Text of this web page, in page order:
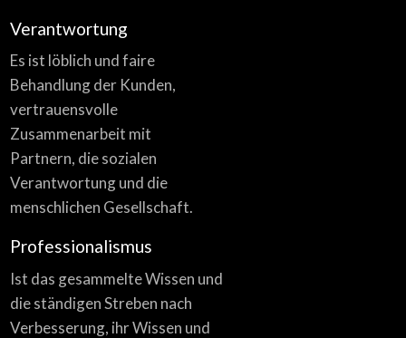
Verantwortung
Es ist löblich und faire
Behandlung der Kunden,
vertrauensvolle
Zusammenarbeit mit
Partnern, die sozialen
Verantwortung und die
menschlichen Gesellschaft.
Professionalismus
Ist das gesammelte Wissen und
die ständigen Streben nach
Verbesserung, ihr Wissen und